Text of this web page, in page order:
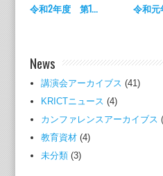
令和2年度 第1... 令和
News
講演会アーカイブス (41)
KRICTニュース (4)
カンファレンスアーカイブス
教育資材(4)
未分類(3)